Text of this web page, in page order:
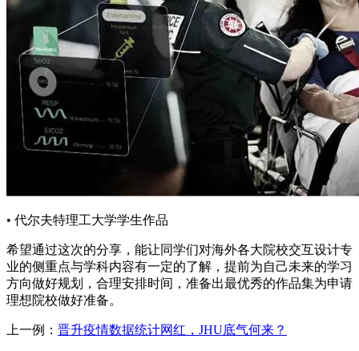
• 代尔夫特理工大学学生作品
希望通过这次的分享，能让同学们对海外各大院校交互设计专
业的侧重点与学科内容有一定的了解，提前为自己未来的学习
方向做好规划，合理安排时间，准备出最优秀的作品集为申请
理想院校做好准备。
上一例： 晋升疫情数据统计网红，JHU底气何来？